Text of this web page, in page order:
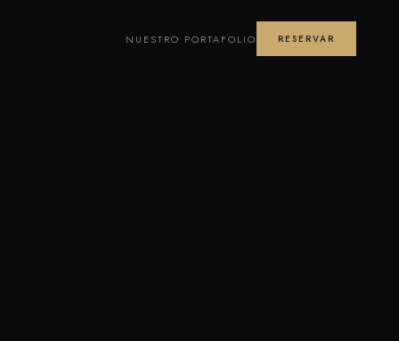
NUESTRO PORTAFOLIO RESERVAR